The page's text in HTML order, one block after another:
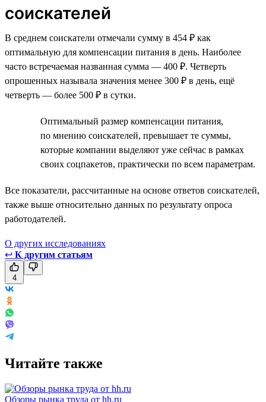
соискателей
В среднем соискатели отмечали сумму в 454 ₽ как
оптимальную для компенсации питания в день. Наиболее
часто встречаемая названная сумма — 400 ₽. Четверть
опрошенных называла значения менее 300 ₽ в день, ещё
четверть — более 500 ₽ в сутки.
Оптимальный размер компенсации питания,
по мнению соискателей, превышает те суммы,
которые компании выделяют уже сейчас в рамках
своих соцпакетов, практически по всем параметрам.
Все показатели, рассчитанные на основе ответов соискателей,
также выше относительно данных по результату опроса
работодателей.
О других исследованиях
↩ К другим статьям
4
Читайте также
Обзоры рынка труда от hh.ru